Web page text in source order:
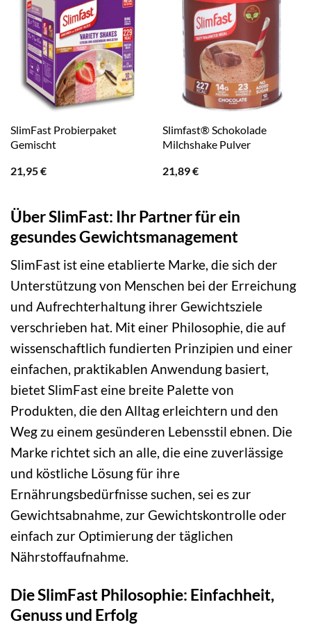
SlimFast Probierpaket
Gemischt
21,95€
Slimfast® Schokolade
Milchshake Pulver
21,89€
Über SlimFast: Ihr Partner für ein
gesundes Gewichtsmanagement
SlimFast ist eine etablierte Marke, die sich der
Unterstützung von Menschen bei der Erreichung
und Aufrechterhaltung ihrer Gewichtsziele
verschrieben hat. Mit einer Philosophie, die auf
wissenschaftlich fundierten Prinzipien und einer
einfachen, praktikablen Anwendung basiert,
bietet SlimFast eine breite Palette von
Produkten, die den Alltag erleichtern und den
Weg zu einem gesünderen Lebensstil ebnen. Die
Marke richtet sich an alle, die eine zuverlässige
und köstliche Lösung für ihre
Ernährungsbedürfnisse suchen, sei es zur
Gewichtsabnahme, zur Gewichtskontrolle oder
einfach zur Optimierung der täglichen
Nährstoffaufnahme.
Die SlimFast Philosophie: Einfachheit,
Genuss und Erfolg